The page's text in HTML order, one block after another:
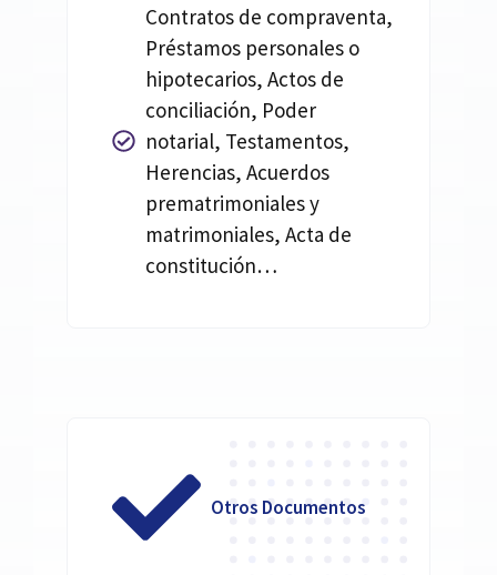
Contratos de compraventa,
Préstamos personales o
hipotecarios, Actos de
conciliación, Poder
notarial, Testamentos,
Herencias, Acuerdos
prematrimoniales y
matrimoniales, Acta de
constitución…
Otros Documentos